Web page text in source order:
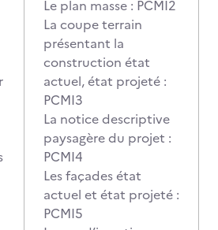
Le plan masse : PCMI2
La coupe terrain
présentant la
construction état
actuel, état projeté :
PCMI3
La notice descriptive
paysagère du projet :
PCMI4
Les façades état
actuel et état projeté :
PCMI5